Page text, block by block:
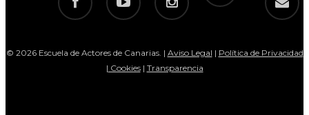
© 2026 Escuela de Actores de Canarias. | Aviso Legal | Política de Privacidad
| Cookies| Transparencia